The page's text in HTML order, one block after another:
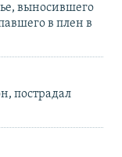
выносившего
в плен в
пострадал